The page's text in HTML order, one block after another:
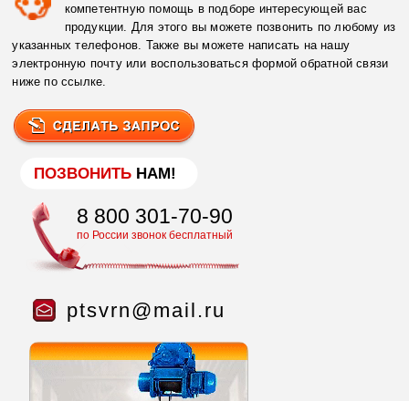
компетентную помощь в подборе интересующей вас
продукции. Для этого вы можете позвонить по любому из
указанных телефонов. Также вы можете написать на нашу
электронную почту или воспользоваться формой обратной связи
ниже по ссылке.
ПОЗВОНИТЬ НАМ!
8 800 301-70-90
по России звонок бесплатный
ptsvrn@mail.ru